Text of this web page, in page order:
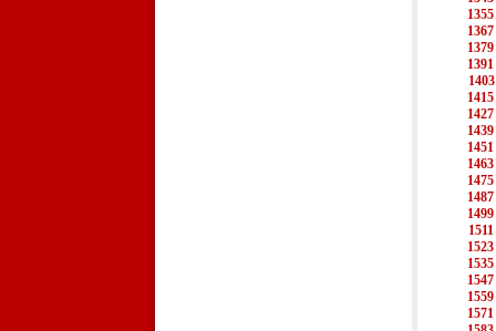
1355
1367
1379
1391
1403
1415
1427
1439
1451
1463
1475
1487
1499
1511
1523
1535
1547
1559
1571